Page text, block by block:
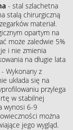
- stal szlachetna
stalą chirurgiczną
materiał.
opartym na
może zaledwie 5%
i nie zmienia
na długie lata
- Wykonany z
układa się na
przylega
w stabilnej
wynosi 6-9
można
jego wygląd.